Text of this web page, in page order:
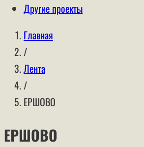
Другие проекты
Главная
/
Лента
/
ЕРШОВО
ЕРШОВО